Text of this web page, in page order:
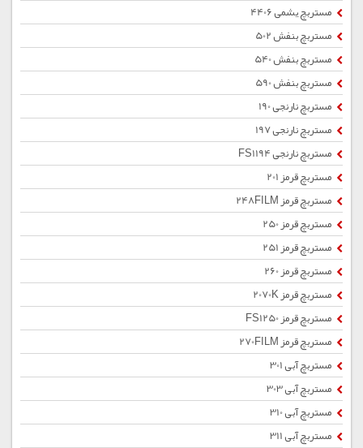
مستربچ یشمی 4406
مستربچ بنفش 502
مستربچ بنفش 540
مستربچ بنفش 590
مستربچ نارنجی 190
مستربچ نارنجی 197
مستربچ نارنجی FS1194
مستربچ قرمز 201
مستربچ قرمز 248FILM
مستربچ قرمز 250
مستربچ قرمز 251
مستربچ قرمز 260
مستربچ قرمز 2070K
مستربچ قرمز FS1250
مستربچ قرمز 270FILM
مستربچ آبی 301
مستربچ آبی 303
مستربچ آبی 310
مستربچ آبی 311